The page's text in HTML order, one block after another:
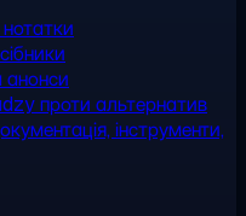
анонси
проти альтернатив
інструменти,